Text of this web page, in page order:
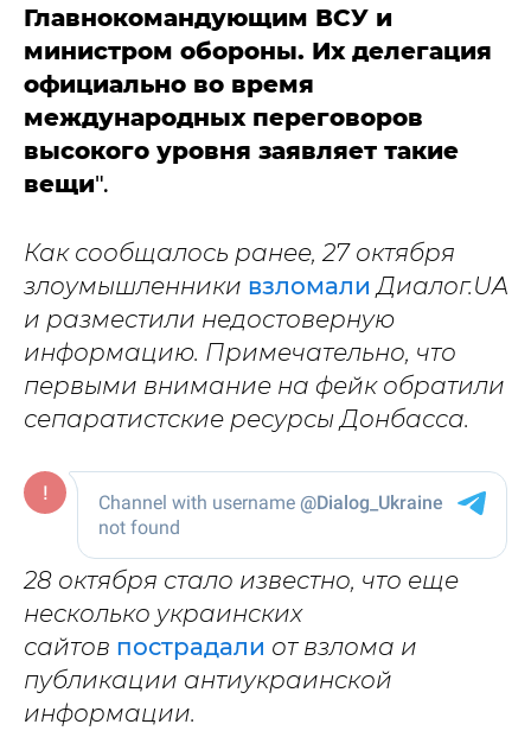
Главнокомандующим ВСУ и
министром обороны. Их делегация
официально во время
международных переговоров
высокого уровня заявляет такие
вещи".
Как сообщалось ранее, 27 октября
злоумышленники взломали Диалог.UA
и разместили недостоверную
информацию. Примечательно, что
первыми внимание на фейк обратили
сепаратистские ресурсы Донбасса.
28 октября стало известно, что еще
несколько украинских
сайтов пострадали от взлома и
публикации антиукраинской
информации.